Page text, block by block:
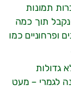
תמונות
תוך כמה
ופרחוניים כמו
גדולות
לגמרי – מעט